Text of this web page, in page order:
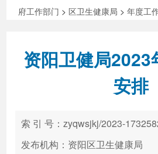
新闻中心
政务服务
府工作部门 > 区卫生健康局 >年度工
资阳卫健局2023
安排
索 引 号：zyqwsjkj/2023-
发布机构：资阳区卫生健康局